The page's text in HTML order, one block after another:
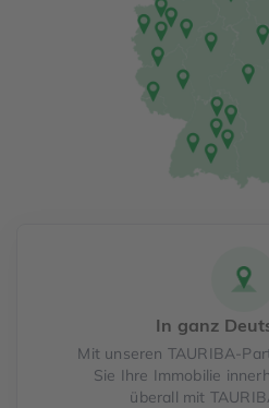
In ganz
Mit unseren TAURIBA-
Sie Ihre Immobilie
überall mit